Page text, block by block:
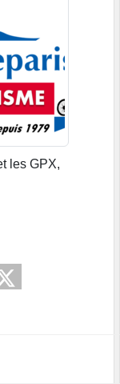
les GPX,